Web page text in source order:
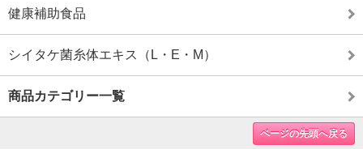
健康補助食品
シイタケ菌糸体エキス（L・E・M）
商品カテゴリー一覧
ページの先頭へ戻る